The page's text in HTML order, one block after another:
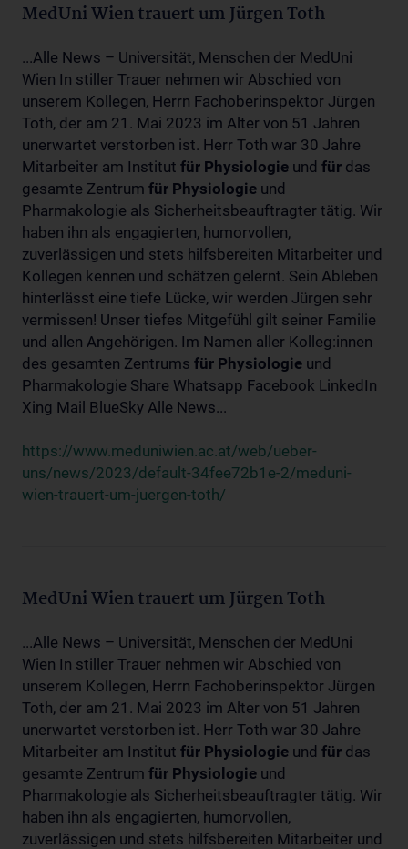
MedUni Wien trauert um Jürgen Toth
...Alle News – Universität, Menschen der MedUni
Wien In stiller Trauer nehmen wir Abschied von
unserem Kollegen, Herrn Fachoberinspektor Jürgen
Toth, der am 21. Mai 2023 im Alter von 51 Jahren
unerwartet verstorben ist. Herr Toth war 30 Jahre
Mitarbeiter am Institut für Physiologie und für das
gesamte Zentrum für Physiologie und
Pharmakologie als Sicherheitsbeauftragter tätig. Wir
haben ihn als engagierten, humorvollen,
zuverlässigen und stets hilfsbereiten Mitarbeiter und
Kollegen kennen und schätzen gelernt. Sein Ableben
hinterlässt eine tiefe Lücke, wir werden Jürgen sehr
vermissen! Unser tiefes Mitgefühl gilt seiner Familie
und allen Angehörigen. Im Namen aller Kolleg:innen
des gesamten Zentrums für Physiologie und
Pharmakologie Share Whatsapp Facebook LinkedIn
Xing Mail BlueSky Alle News...
https://www.meduniwien.ac.at/web/ueber-
uns/news/2023/default-34fee72b1e-2/meduni-
wien-trauert-um-juergen-toth/
MedUni Wien trauert um Jürgen Toth
...Alle News – Universität, Menschen der MedUni
Wien In stiller Trauer nehmen wir Abschied von
unserem Kollegen, Herrn Fachoberinspektor Jürgen
Toth, der am 21. Mai 2023 im Alter von 51 Jahren
unerwartet verstorben ist. Herr Toth war 30 Jahre
Mitarbeiter am Institut für Physiologie und für das
gesamte Zentrum für Physiologie und
Pharmakologie als Sicherheitsbeauftragter tätig. Wir
haben ihn als engagierten, humorvollen,
zuverlässigen und stets hilfsbereiten Mitarbeiter und